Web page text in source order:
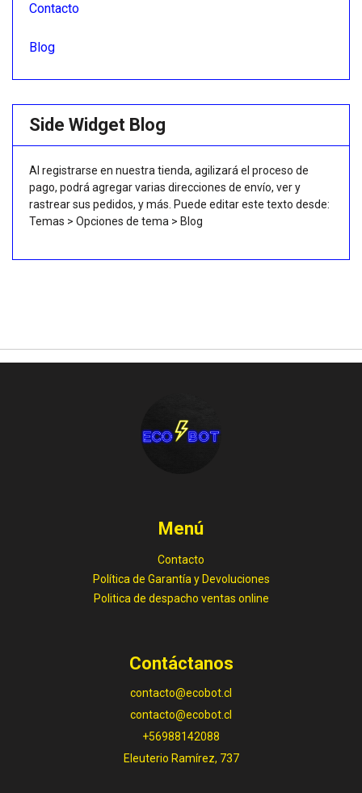
Contacto
Blog
Side Widget Blog
Al registrarse en nuestra tienda, agilizará el proceso de
pago, podrá agregar varias direcciones de envío, ver y
rastrear sus pedidos, y más. Puede editar este texto desde:
Temas > Opciones de tema > Blog
Menú
Contacto
Política de Garantía y Devoluciones
Politica de despacho ventas online
Contáctanos
contacto@ecobot.cl
contacto@ecobot.cl
+56988142088
Eleuterio Ramírez, 737